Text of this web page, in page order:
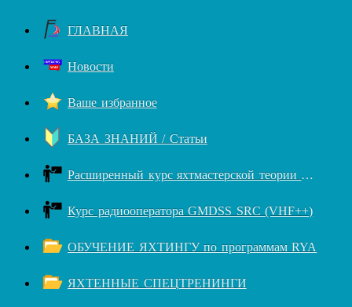
ГЛАВНАЯ
Новости
Ваше избранное
БАЗА ЗНАНИЙ / Статьи
Расширенный курс яхтмастерской теории RYA++
Курс радиооператора GMDSS SRC (VHF++)
ОБУЧЕНИЕ ЯХТИНГУ по программам RYA
ЯХТЕННЫЕ СПЕЦТРЕНИНГИ